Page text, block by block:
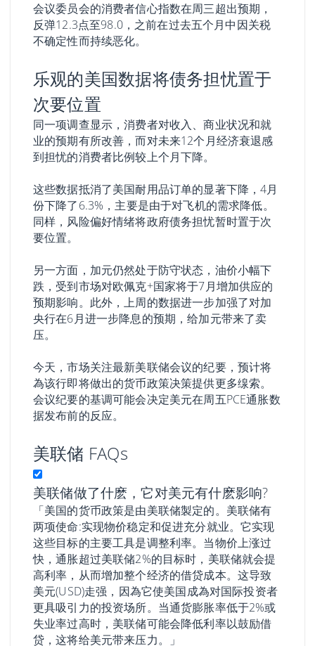
会议委员会的消费者信心指数在周三超出预期，
反弹12.3点至98.0，之前在过去五个月中因关税
不确定性而持续恶化。
乐观的美国数据将债务担忧置于
次要位置
同一项调查显示，消费者对收入、商业状况和就
业的预期有所改善，而对未来12个月经济衰退感
到担忧的消费者比例较上个月下降。
这些数据抵消了美国耐用品订单的显著下降，4月
份下降了6.3%，主要是由于对飞机的需求降低。
同样，风险偏好情绪将政府债务担忧暂时置于次
要位置。
另一方面，加元仍然处于防守状态，油价小幅下
跌，受到市场对欧佩克+国家将于7月增加供应的
预期影响。此外，上周的数据进一步加强了对加
央行在6月进一步降息的预期，给加元带来了卖
压。
今天，市场关注最新美联储会议的纪要，预计将
為该行即将做出的货币政策决策提供更多缐索。
会议纪要的基调可能会决定美元在周五PCE通胀数
据发布前的反应。
美联储 FAQs
美联储做了什麽，它对美元有什麽影响?
「美国的货币政策是由美联储製定的。美联储有
两项使命:实现物价稳定和促进充分就业。它实现
这些目标的主要工具是调整利率。当物价上涨过
快，通胀超过美联储2%的目标时，美联储就会提
高利率，从而增加整个经济的借贷成本。这导致
美元(USD)走强，因為它使美国成為对国际投资者
更具吸引力的投资场所。当通货膨胀率低于2%或
失业率过高时，美联储可能会降低利率以鼓励借
贷，这将给美元带来压力。」